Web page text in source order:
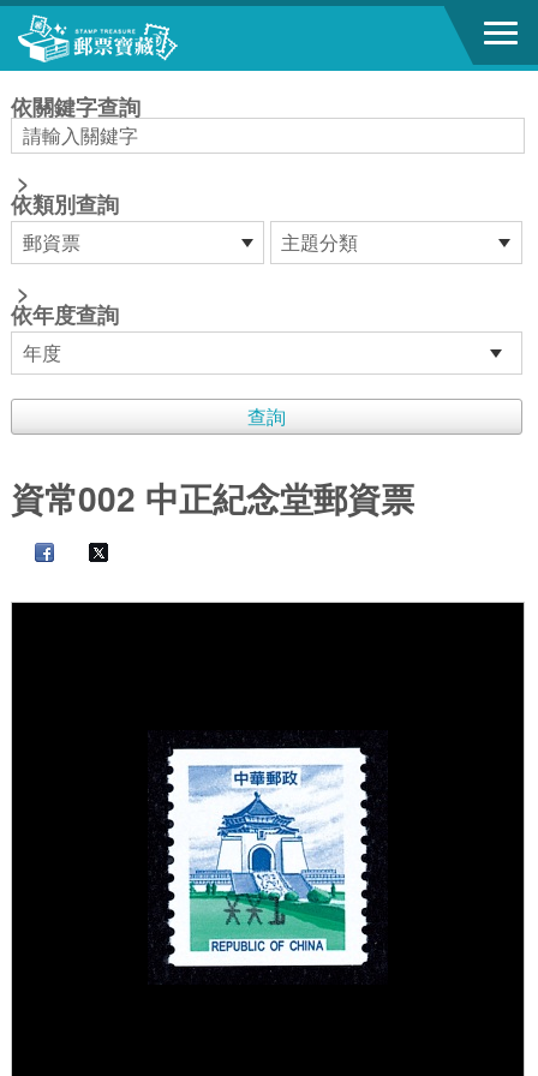
跳到主要內容區塊
依關鍵字查詢
>
依類別查詢
>
依年度查詢
資常002 中正紀念堂郵資票